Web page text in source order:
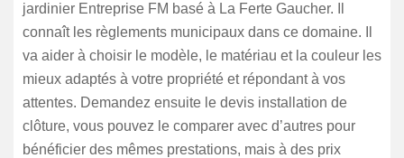
jardinier Entreprise FM basé à La Ferte Gaucher. Il
connaît les règlements municipaux dans ce domaine. Il
va aider à choisir le modèle, le matériau et la couleur les
mieux adaptés à votre propriété et répondant à vos
attentes. Demandez ensuite le devis installation de
clôture, vous pouvez le comparer avec d’autres pour
bénéficier des mêmes prestations, mais à des prix